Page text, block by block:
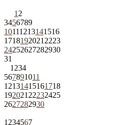
1 2
3456789
10111213141516
1718192021 2223
24252627282930
31
1 234
567891011
12131415161718
192021 22232425
2627282930
1 234567